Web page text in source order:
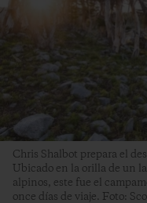
Chris Shalbot prepara el
Ubicado en la orilla de un
alpinos, este fue el
once días de viaje. Foto: